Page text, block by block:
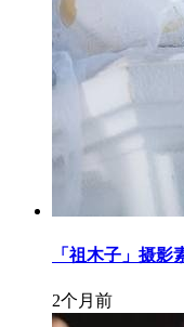
「祖木子」摄影
2个月前